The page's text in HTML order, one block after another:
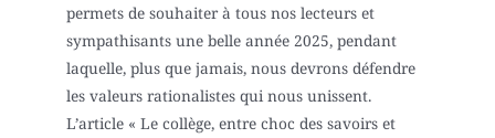
permets de souhaiter à tous nos lecteurs et
sympathisants une belle année 2025, pendant
laquelle, plus que jamais, nous devrons défendre
les valeurs rationalistes qui nous unissent.
L’article « Le collège, entre choc des savoirs et